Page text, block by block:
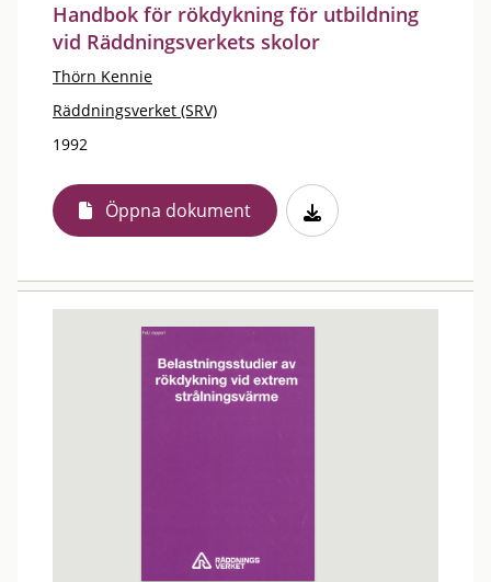
Handbok för rökdykning för utbildning
vid Räddningsverkets skolor
Thörn Kennie
Räddningsverket (SRV)
1992
Öppna dokument